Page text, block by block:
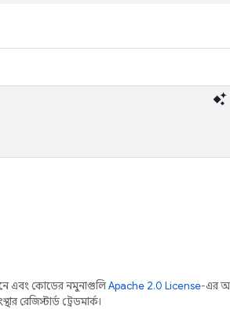
এবং কোডের নমুনাগুলিApache 2.0 License-এর
রেজিস্টার্ড ট্রেডমার্ক।